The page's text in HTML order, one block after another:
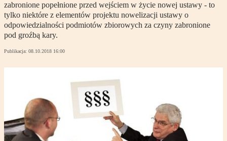
zabronione popełnione przed wejściem w życie nowej ustawy - to
tylko niektóre z elementów projektu nowelizacji ustawy o
odpowiedzialności podmiotów zbiorowych za czyny zabronione
pod groźbą kary.
Publikacja: 08.10.2018 16:00